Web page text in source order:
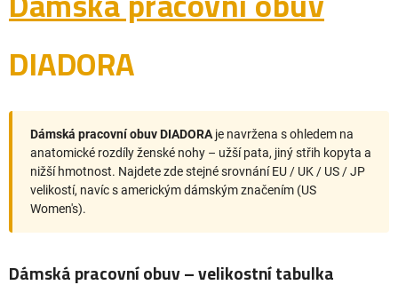
DIADORA
Dámská pracovní obuv DIADORAje navržena s ohledem na
anatomické rozdíly ženské nohy – užší pata, jiný střih kopyta a
nižší hmotnost. Najdete zde stejné srovnání EU / UK / US / JP
velikostí, navíc s americkým dámským značením (US
Women's).
Dámská pracovní obuv – velikostní tabulka